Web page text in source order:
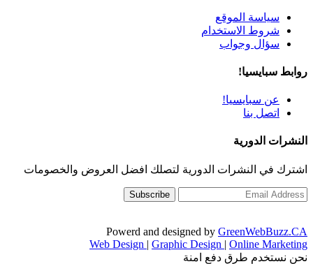
سياسة الموقع
شروط الاستخدام
سؤال وجواب
روابط سبايسيا!
عن سبايسيا!
اتصل بنا
النشرات الدورية
اشترك في النشرات الدورية لتصلك افضل العروض والخصومات
Powerd and designed by GreenWebBuzz.CA
Web Design | Graphic Design | Online Marketing
نحن نستخدم طرق دفع امنة